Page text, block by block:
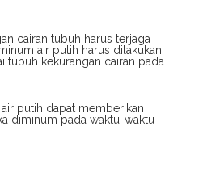
cairan tubuh harus terjaga
air putih harus dilakukan
tubuh kekurangan cairan pada
putih dapat memberikan
diminum pada waktu-waktu